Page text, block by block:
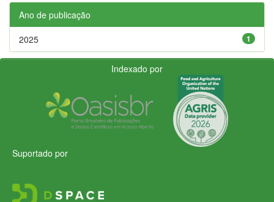
Ano de publicação
1
2025
Indexado por
Suportado por